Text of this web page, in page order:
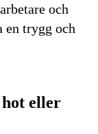
och
en trygg och
eller